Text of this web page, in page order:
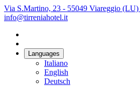
Via S.Martino, 23 - 55049 Viareggio (LU)
info@tirreniahotel.it
Languages
Italiano
English
Deutsch